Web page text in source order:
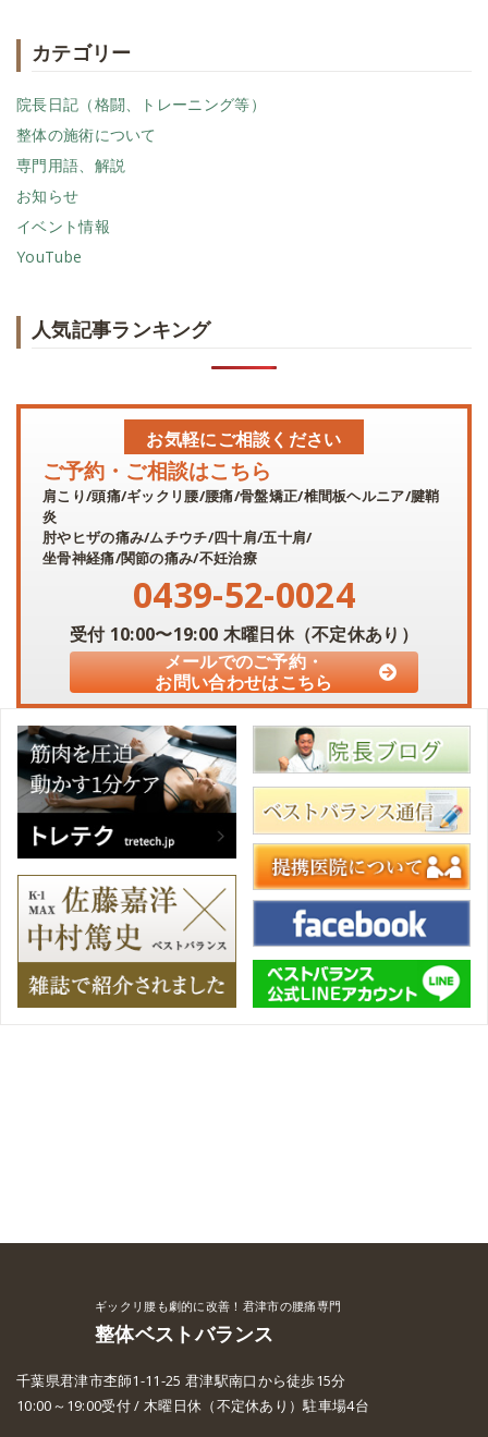
カテゴリー
院長日記（格闘、トレーニング等）
整体の施術について
専門用語、解説
お知らせ
イベント情報
YouTube
人気記事ランキング
お気軽にご相談ください
ご予約・ご相談はこちら
肩こり/頭痛/ギックリ腰/腰痛/骨盤矯正/椎間板ヘルニア/腱鞘
炎
肘やヒザの痛み/ムチウチ/四十肩/五十肩/
坐骨神経痛/関節の痛み/不妊治療
0439-52-0024
受付 10:00〜19:00 木曜日休（不定休あり）
メールでのご予約・
お問い合わせはこちら
ギックリ腰も劇的に改善！君津市の腰痛専門
整体ベストバランス
千葉県君津市杢師1-11-25 君津駅南口から徒歩15分
10:00～19:00受付 / 木曜日休（不定休あり）駐車場4台